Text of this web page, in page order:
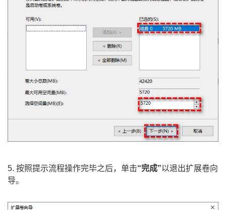
5. 按照提示流程操作完毕之后，单击“完成”以退出扩展卷向
导。